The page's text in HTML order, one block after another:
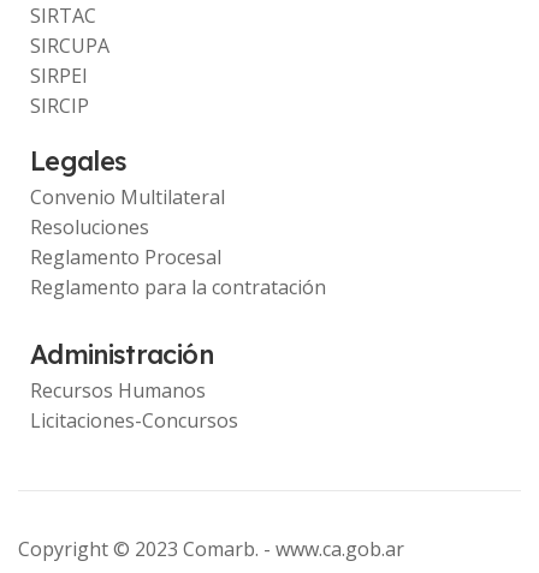
SIRTAC
SIRCUPA
SIRPEI
SIRCIP
Legales
Convenio Multilateral
Resoluciones
Reglamento Procesal
Reglamento para la contratación
Administración
Recursos Humanos
Licitaciones-Concursos
Copyright © 2023 Comarb. -www.ca.gob.ar